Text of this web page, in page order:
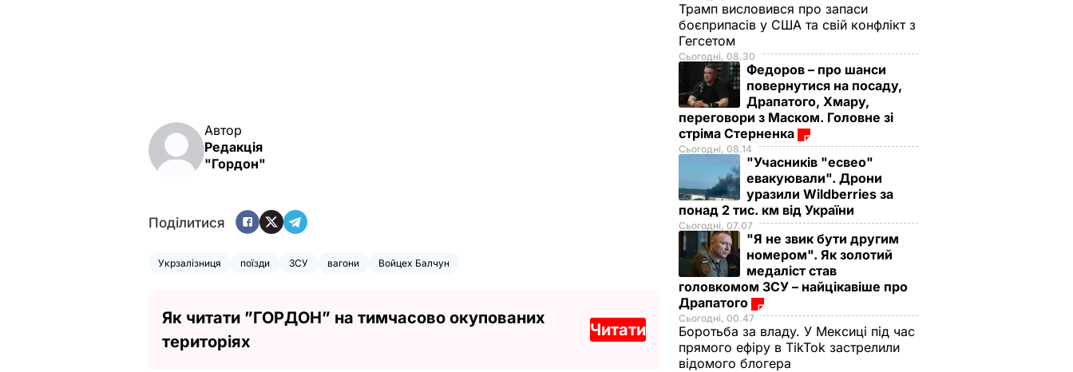
Автор
Редакція
"Гордон"
Поділитися
Укрзалізниця поїзди ЗСУ вагони Войцех Балчун
Як читати ”ГОРДОН” на тимчасово окупованих
територіях
Читати
Трамп висловився про запаси
боєприпасів у США та свій конфлікт з
Гегсетом
Сьогодні, 08.30
Федоров – про шанси
повернутися на посаду,
Драпатого, Хмару,
переговори з Маском. Головне зі
стріма Стерненка
Сьогодні, 08.14
"Учасників "есвео"
евакуювали". Дрони
уразили Wildberries за
понад 2 тис. км від України
Сьогодні, 07.07
"Я не звик бути другим
номером". Як золотий
медаліст став
головкомом ЗСУ – найцікавіше про
Драпатого
Сьогодні, 00.47
Боротьба за владу. У Мексиці під час
прямого ефіру в TikTok застрелили
відомого блогера